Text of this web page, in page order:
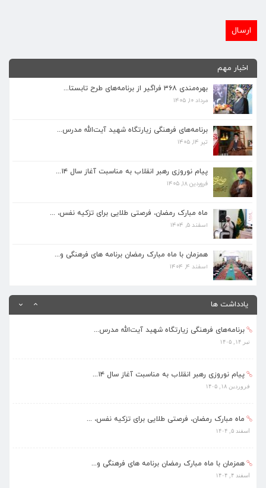
اخبار مهم
بهره‌مندی ۳۶۸ فراگیر از برنامه‌های طرح تابستا...
مرداد ۱۰, ۱۴۰۵
برنامه‌های فرهنگی زیارتگاه شهید آیت‌الله مدرس...
تیر ۱۴, ۱۴۰۵
پیام نوروزی رهبر انقلاب به مناسبت آغاز سال ۱۴...
فروردین ۱۸, ۱۴۰۵
ماه مبارک رمضان، فرصتی طلایی برای تزکیه نفس، ...
اسفند ۵, ۱۴۰۴
همزمان با ماه مبارک رمضان برنامه های فرهنگی و...
اسفند ۴, ۱۴۰۴
یادداشت ها
برنامه‌های فرهنگی زیارتگاه شهید آیت‌الله مدرس...
پیام نوروزی رهبر انقلاب به مناسبت آغاز سال ۱۴...
ماه مبارک رمضان، فرصتی طلایی برای تزکیه نفس، ...
همزمان با ماه مبارک رمضان برنامه های فرهنگی و...
اسفند ۴, ۱۴۰۴
بهره‌مندی ۳۶۸ فراگیر از برنامه‌های طرح تابستا...
مرداد ۱۰, ۱۴۰۵
پیام نوروزی رهبر انقلاب به مناسبت آغاز سال ۱۴...
فروردین ۱۸, ۱۴۰۵
ماه مبارک رمضان، فرصتی طلایی برای تزکیه نفس، ...
اسفند ۵, ۱۴۰۴
همزمان با ماه مبارک رمضان برنامه های فرهنگی و...
اسفند ۴, ۱۴۰۴
بهره‌مندی ۳۶۸ فراگیر از برنامه‌های طرح تابستا...
مرداد ۱۰, ۱۴۰۵